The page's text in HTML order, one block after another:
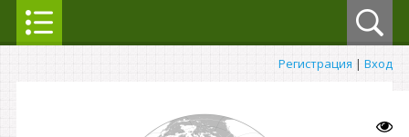
Регистрация | Вход